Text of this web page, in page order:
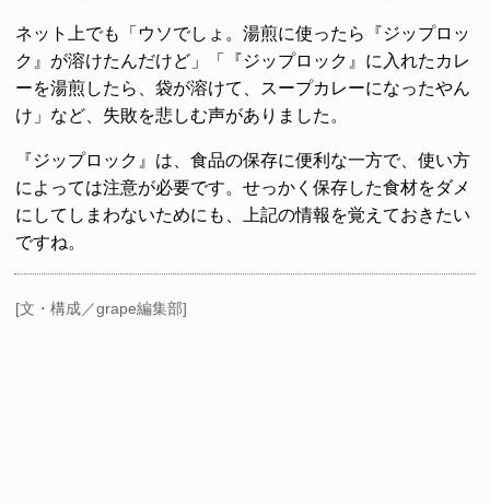
ネット上でも「ウソでしょ。湯煎に使ったら『ジップロッ
ク』が溶けたんだけど」「『ジップロック』に入れたカレ
ーを湯煎したら、袋が溶けて、スープカレーになったやん
け」など、失敗を悲しむ声がありました。
『ジップロック』は、食品の保存に便利な一方で、使い方
によっては注意が必要です。せっかく保存した食材をダメ
にしてしまわないためにも、上記の情報を覚えておきたい
ですね。
[文・構成／grape編集部]